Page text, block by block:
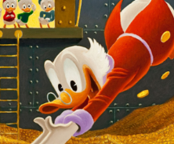
стильную одежду по
БОГАТСТВО
БИЗНЕС
ПРЕДПРИНИМАТЕЛИ
ДЕНЬГИ